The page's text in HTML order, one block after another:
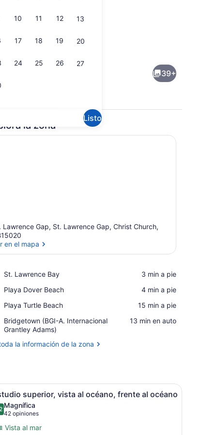
10 11 12 13
17 18 19 20
24 25 26 27
Listo
vista al océano, frente al océano | Vista desde la habitación
39+
la zona
Lawrence Gap, St. Lawrence Gap, Christ Church,
en el mapa
St. Lawrence Bay
Place,
Lawrence
‪3 min a pie‬
Playa Dover Beach
Place,
Dover
‪4 min a pie‬
Playa Turtle Beach
Place,
Turtle
Beach
‪15 min a pie‬
Bridgetown (BGI-A. Internacional
Grantley Adams)
Airport,
Bridgetown
A.
‪13 min en auto‬
la información de la zona
de una puerta abierta.
montado en la pared, escritorio de madera y vistas al balcón a
Habitación de hotel con cama, mesita
6 superior, vista al océano, frente al océano
de 10
Magnífica
42 opiniones
(42
opiniones)
Vista al mar